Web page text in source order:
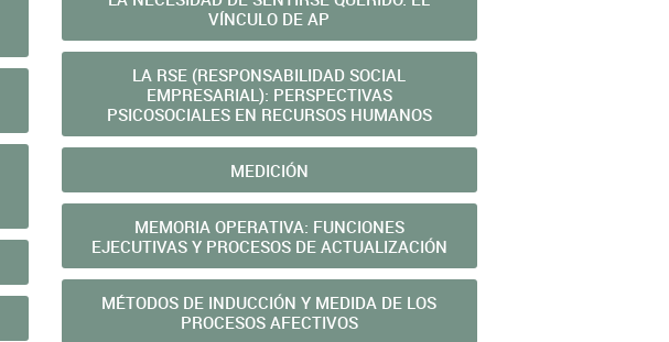
VÍNCULO DE AP
LA RSE (RESPONSABILIDAD SOCIAL
EMPRESARIAL): PERSPECTIVAS
PSICOSOCIALES EN RECURSOS HUMANOS
MEDICIÓN
MEMORIA OPERATIVA: FUNCIONES
EJECUTIVAS Y PROCESOS DE ACTUALIZACIÓN
MÉTODOS DE INDUCCIÓN Y MEDIDA DE LOS
PROCESOS AFECTIVOS